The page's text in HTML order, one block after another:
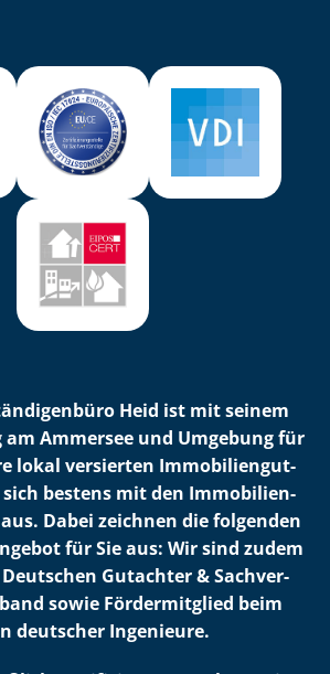
Heid ist mit seinem
Ammersee und Umgebung für
lokal versierten Im­mo­bi­li­en­gut­
bestens mit den Im­mo­bi­li­en­
Dabei zeichnen die folgenden
für Sie aus: Wir sind zudem
Gutachter & Sach­ver­
sowie Fördermitglied beim
deutscher Ingenieure.